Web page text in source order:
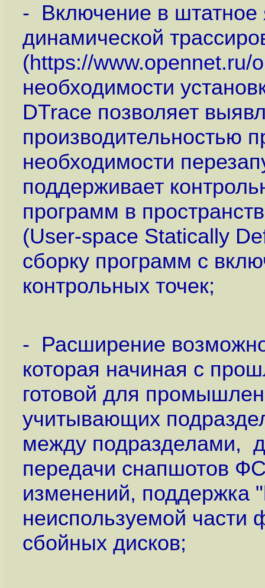
- Включение в штатное
динамической
(https://www.opennet.ru/
необходимости
DTrace позволяет
производительностью
необходимости
поддерживает
программ в
(User-space Statically
сборку программ с
контрольных точек;
- Расширение
которая начиная с
готовой для
учитывающих
между подразделами,
передачи снапшотов
изменений, поддержка
неиспользуемой части
сбойных дисков;